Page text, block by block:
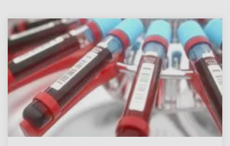
odpornościowego bronią one organizm przed
zakażeniem wirusowym, bakteryjnym i grzybiczym.
Zaburzone wartości białych krwinek mogą wskazywać
na infekcję, choroby autoimmunologiczne i schorzenia
wątroby.